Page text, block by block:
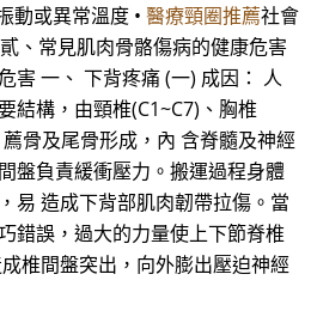
動或異常溫度 • 醫療頸圈推薦社會
、常見肌肉骨骼傷病的健康危害
害 一、 下背疼痛 (一) 成因： 人
結構，由頸椎(C1~C7)、胸椎
骨及尾骨形成，內 含脊髓及神經
盤負責緩衝壓力。搬運過程身體
易 造成下背部肌肉韌帶拉傷。當
錯誤，過大的力量使上下節脊椎
椎間盤突出，向外膨出壓迫神經